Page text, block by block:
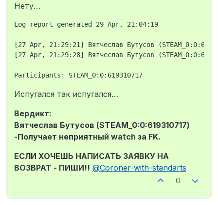
Нету…
Log report generated 29 Apr, 21:04:19
[27 Apr, 21:29:21] Вятчеслав Бутусов
[27 Apr, 21:29:28] Вятчеслав Бутусов
Испугался так испугался…
Вердикт:
Вятчеслав Бутусов (STEAM_0:0:619310717)
-Получает неприятный watch за FK.
ЕСЛИ ХОЧЕШЬ НАПИСАТЬ ЗАЯВКУ НА
ВОЗВРАТ - ПИШИ!! @Coroner-with-standarts
0